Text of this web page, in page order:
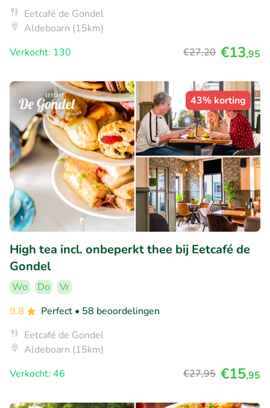
Eetcafé de Gondel
Aldeboarn (15km)
Verkocht: 130
€27,20 €13,95
43% korting
High tea incl. onbeperkt thee bij Eetcafé de
Gondel
Wo Do
Vr
9.8
Perfect • 58 beoordelingen
Eetcafé de Gondel
Aldeboarn (15km)
Verkocht: 46
€27,95 €15,95